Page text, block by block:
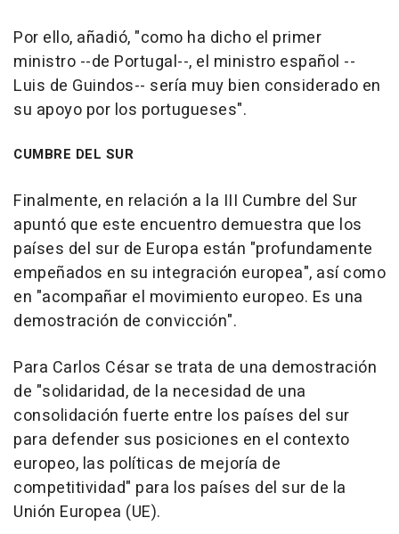
Por ello, añadió, "como ha dicho el primer
ministro --de Portugal--, el ministro español --
Luis de Guindos-- sería muy bien considerado en
su apoyo por los portugueses".
CUMBRE DEL SUR
Finalmente, en relación a la III Cumbre del Sur
apuntó que este encuentro demuestra que los
países del sur de Europa están "profundamente
empeñados en su integración europea", así como
en "acompañar el movimiento europeo. Es una
demostración de convicción".
Para Carlos César se trata de una demostración
de "solidaridad, de la necesidad de una
consolidación fuerte entre los países del sur
para defender sus posiciones en el contexto
europeo, las políticas de mejoría de
competitividad" para los países del sur de la
Unión Europea (UE).